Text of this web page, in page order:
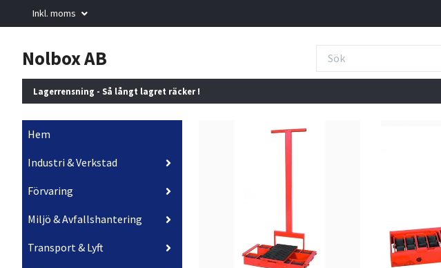
Inkl. moms
Nolbox AB
Lagerrensning - Så långt lagret räcker !
Hem
Industri & Verkstad
Förvaring
Miljö & Avfallshantering
Transport & Lyft